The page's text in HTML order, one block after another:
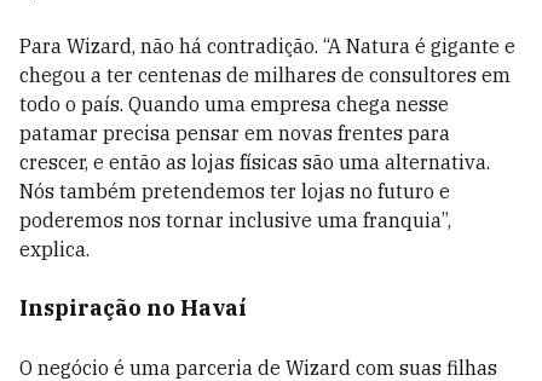
Para Wizard, não há contradição. “A Natura é gigante e
chegou a ter centenas de milhares de consultores em
todo o país. Quando uma empresa chega nesse
patamar precisa pensar em novas frentes para
crescer, e então as lojas físicas são uma alternativa.
Nós também pretendemos ter lojas no futuro e
poderemos nos tornar inclusive uma franquia”,
explica.
Inspiração no Havaí
O negócio é uma parceria de Wizard com suas filhas